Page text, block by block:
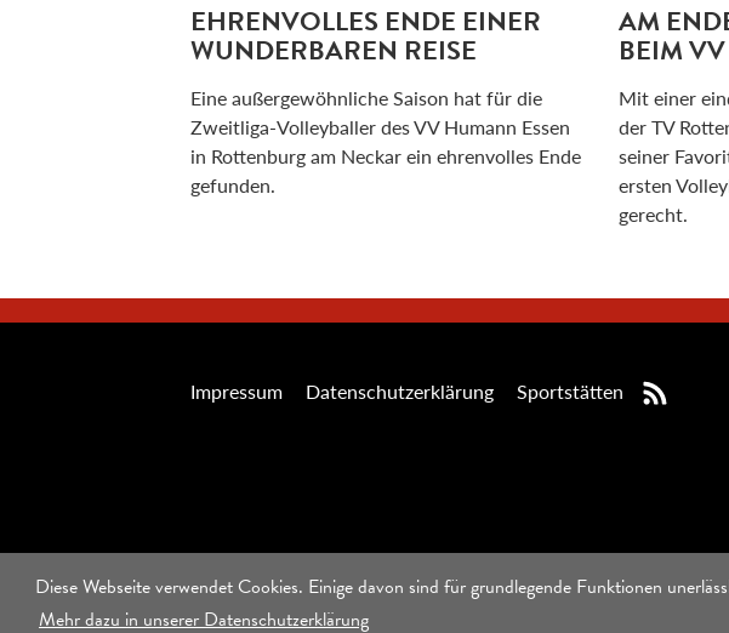
Diese Webseite verwendet Cookies. Einige davon sind für grundlegende Funktionen
Mehr dazu in unserer Datenschutzerklärung
EHRENVOLLES ENDE EINER
WUNDERBAREN REISE
Eine außergewöhnliche Saison hat für die
Zweitliga-Volleyballer des VV Humann Essen
in Rottenburg am Neckar ein ehrenvolles Ende
gefunden.
AM
BEIM
Mit einer
der TV
seiner
ersten
gerecht.
Impressum Datenschutzerklärung Sportstätten